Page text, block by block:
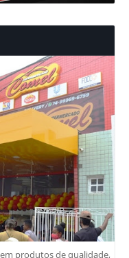
produtos de qualidade,